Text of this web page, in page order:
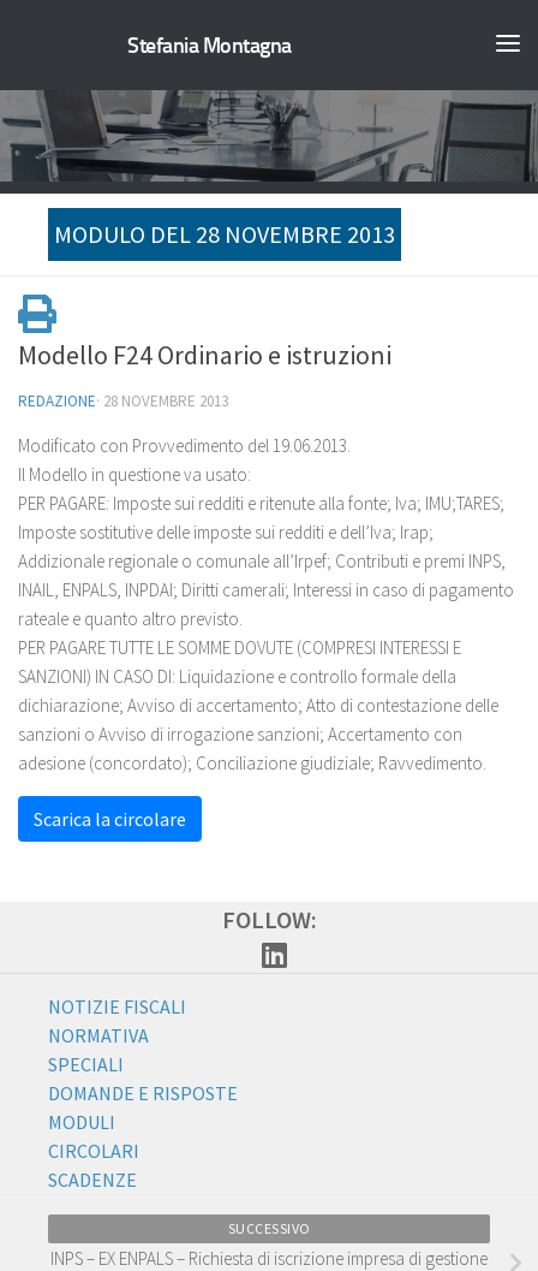
Stefania Montagna
MODULO DEL 28 NOVEMBRE 2013
Modello F24 Ordinario e istruzioni
REDAZIONE· 28 NOVEMBRE 2013
Modificato con Provvedimento del 19.06.2013.
Il Modello in questione va usato:
PER PAGARE: Imposte sui redditi e ritenute alla fonte; Iva; IMU;TARES;
Imposte sostitutive delle imposte sui redditi e dell’Iva; Irap;
Addizionale regionale o comunale all’Irpef; Contributi e premi INPS,
INAIL, ENPALS, INPDAI; Diritti camerali; Interessi in caso di pagamento
rateale e quanto altro previsto.
PER PAGARE TUTTE LE SOMME DOVUTE (COMPRESI INTERESSI E
SANZIONI) IN CASO DI: Liquidazione e controllo formale della
dichiarazione; Avviso di accertamento; Atto di contestazione delle
sanzioni o Avviso di irrogazione sanzioni; Accertamento con
adesione (concordato); Conciliazione giudiziale; Ravvedimento.
Scarica la circolare
FOLLOW:
NOTIZIE FISCALI
NORMATIVA
SPECIALI
DOMANDE E RISPOSTE
MODULI
CIRCOLARI
SCADENZE
SUCCESSIVO
INPS – EX ENPALS – Richiesta di iscrizione impresa di gestione